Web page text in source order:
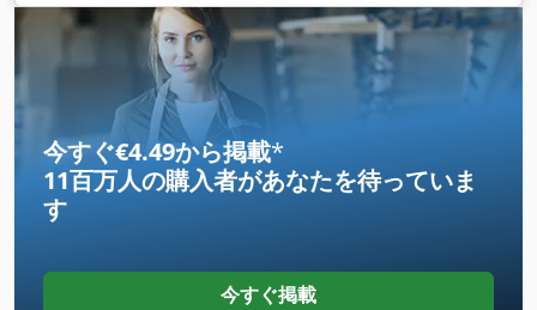
今すぐ€4.49から掲載*
11百万人の購入者があなたを待っていま
す
今すぐ掲載